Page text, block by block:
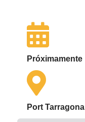
Próximamente
Port Tarragona